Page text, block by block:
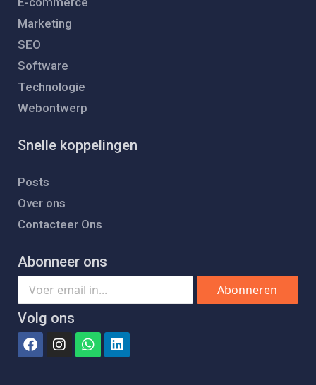
Marketing
SEO
Software
Technologie
Webontwerp
Snelle koppelingen
Posts
Over ons
Contacteer Ons
Abonneer ons
Abonneren
Volg ons